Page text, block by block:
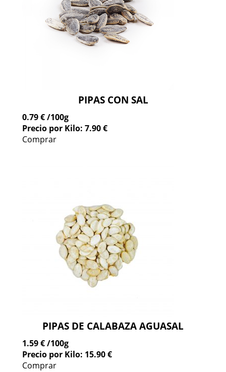
PIPAS CON SAL
0.79 €/100g
Precio por Kilo: 7.90 €
Comprar
PIPAS DE CALABAZA AGUASAL
1.59 €/100g
Precio por Kilo: 15.90 €
Comprar